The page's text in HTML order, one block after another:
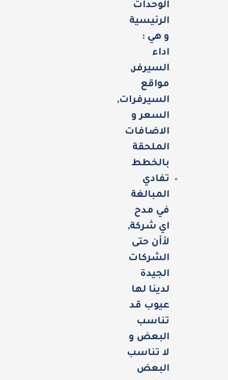
الوحدات
الرئيسية
و هي :
اداء
السيرفر,
مواقع
السيرفرات,
السعر و
الاضافات
الملحقة
بالخطط
تفادي
المبالغة
في مدح
اي شركة,
لأأن حتى
الشركات
الجيدة
لدينا لها
عيوب قد
تناسب
البعض و
لا تناسب
البعض